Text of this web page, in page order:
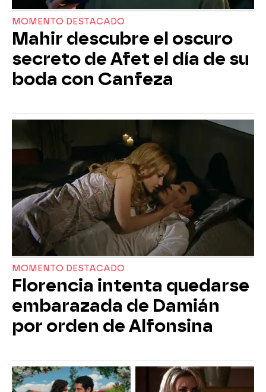
MOMENTO DESTACADO
Mahir descubre el oscuro
secreto de Afet el día de su
boda con Canfeza
MOMENTO DESTACADO
Florencia intenta quedarse
embarazada de Damián
por orden de Alfonsina